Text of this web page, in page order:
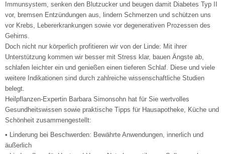
Immunsystem, senken den Blutzucker und beugen damit Diabetes Typ II
vor, bremsen Entzündungen aus, lindern Schmerzen und schützen uns
vor Krebs, Lebererkrankungen sowie vor degenerativen Prozessen des
Gehirns.
Doch nicht nur körperlich profitieren wir von der Linde: Mit ihrer
Unterstützung kommen wir besser mit Stress klar, bauen Ängste ab,
schlafen leichter ein und genießen einen tieferen Schlaf. Diese und viele
weitere Indikationen sind durch zahlreiche wissenschaftliche Studien
belegt.
Heilpflanzen-Expertin Barbara Simonsohn hat für Sie wertvolles
Gesundheitswissen sowie praktische Tipps für Hausapotheke, Küche und
Schönheit zusammengestellt:
• Linderung bei Beschwerden: Bewährte Anwendungen, innerlich und
äußerlich